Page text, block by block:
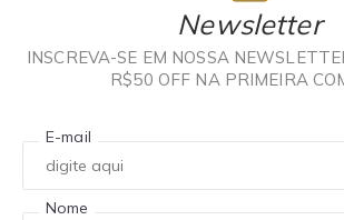
Newsletter
INSCREVA-SE EM NOSSA
R$50 OFF NA PRIMEIRA
E-mail
Nome